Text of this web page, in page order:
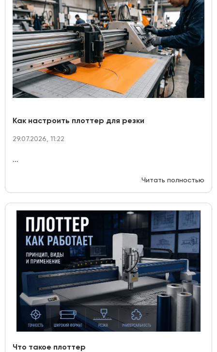
Как настроить плоттер для резки
29.07.2026, 11:22
...
Читать полностью
Что такое плоттер